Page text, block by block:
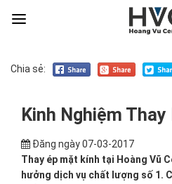
Chia sẻ:
Kinh Nghiệm
Đăng ngày07-03-2017
Thay ép mặt kính tại Hoàng Vũ
hưởng dịch vụ chất lượng số 1.